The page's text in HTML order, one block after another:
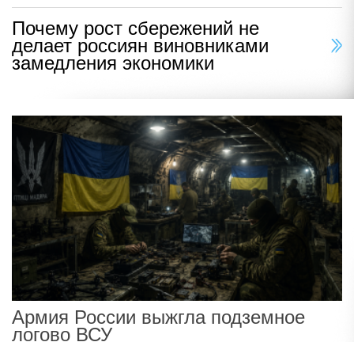
Почему рост сбережений не
делает россиян виновниками
замедления экономики
Армия России выжгла подземное
логово ВСУ